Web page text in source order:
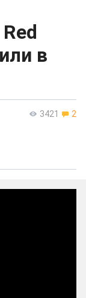
в
3421 2